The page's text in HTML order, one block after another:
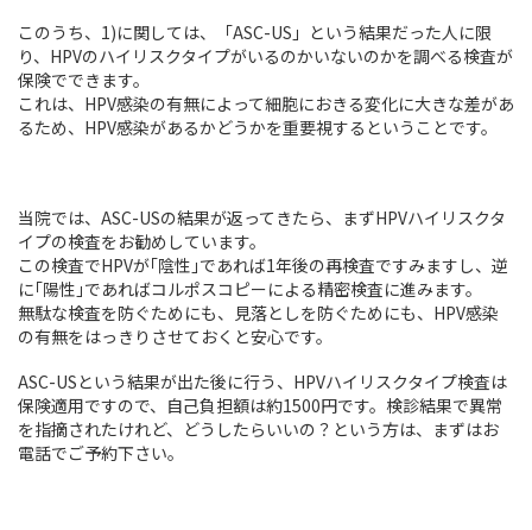
このうち、1)に関しては、「ASC-US」という結果だった人に限
り、HPVのハイリスクタイプがいるのかいないのかを調べる検査が
保険でできます。
これは、HPV感染の有無によって細胞におきる変化に大きな差があ
るため、HPV感染があるかどうかを重要視するということです。
当院では、ASC-USの結果が返ってきたら、まずHPVハイリスクタ
イプの検査をお勧めしています。
この検査でHPVが｢陰性｣であれば1年後の再検査ですみますし、逆
に｢陽性｣であればコルポスコピーによる精密検査に進みます。
無駄な検査を防ぐためにも、見落としを防ぐためにも、HPV感染
の有無をはっきりさせておくと安心です。
ASC-USという結果が出た後に行う、HPVハイリスクタイプ検査は
保険適用ですので、自己負担額は約1500円です。検診結果で異常
を指摘されたけれど、どうしたらいいの？という方は、まずはお
電話でご予約下さい。